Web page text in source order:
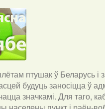
птушак ў Беларусь
будуць заносіцца ў
значкамі. Для таго,